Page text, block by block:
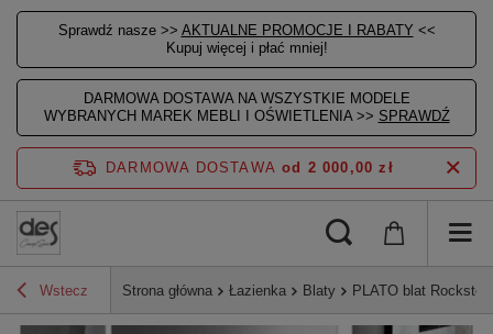
Sprawdź nasze >> AKTUALNE PROMOCJE I RABATY <<
Kupuj więcej i płać mniej!
DARMOWA DOSTAWA NA WSZYSTKIE MODELE
WYBRANYCH MAREK MEBLI I OŚWIETLENIA >> SPRAWDŹ
DARMOWA DOSTAWA od 2 000,00 zł
Wstecz Strona główna Łazienka Blaty PLATO blat